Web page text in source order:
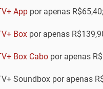
App por apenas R$65,40;
Box por apenas
Box Cabo por apenas
Soundbox por apenas